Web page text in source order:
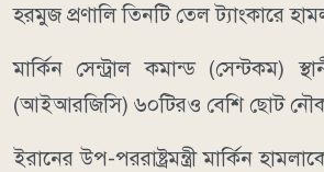
হরমুজ প্রণালি তিনটি তেল ট্যাংকারে
মার্কিন সেন্ট্রাল কমান্ড (সেন্টকম)
(আইআরজিসি) ৬০টিরও বেশি ছোট
ইরানের উপ-পররাষ্ট্রমন্ত্রী মার্কিন